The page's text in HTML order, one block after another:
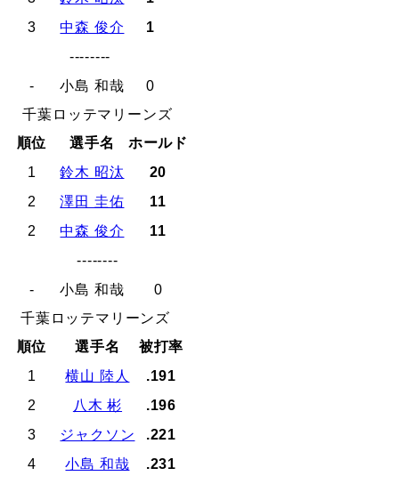
3
中森 俊介
1
--------
-
小島 和哉
0
千葉ロッテマリーンズ
順位
選手名
ホールド
1
鈴木 昭汰
20
2
澤田 圭佑
11
2
中森 俊介
11
--------
-
小島 和哉
0
千葉ロッテマリーンズ
順位
選手名
被打率
1
横山 陸人
.191
2
八木 彬
.196
3
ジャクソン
.221
4
小島 和哉
.231